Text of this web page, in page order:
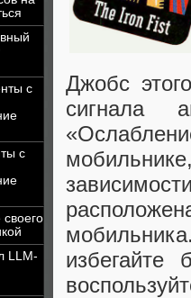
с
с
LLM-
Джобс
сигнала